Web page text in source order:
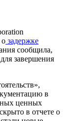
о задержке
сообщила,
завершения
в
ценных
в отчете о